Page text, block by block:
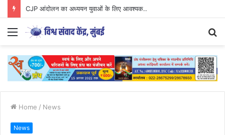
CJP आंदोलन का अध्ययन युवाओं के लिए आवश्यक..
Menu
Home / News
News